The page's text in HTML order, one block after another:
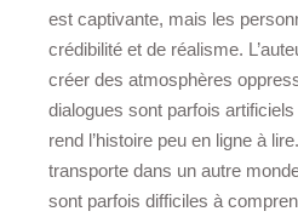
est captivante, mais les
crédibilité et de réalisme.
créer des atmosphères
dialogues sont parfois
rend l’histoire peu en ligne à
transporte dans un autre
sont parfois difficiles à